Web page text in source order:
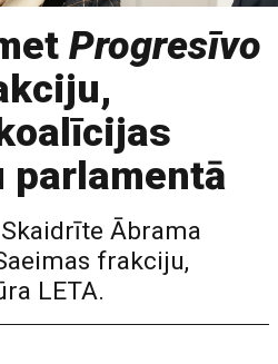
Progresīvo
parlamentā
Ābrama
frakciju,
LETA.